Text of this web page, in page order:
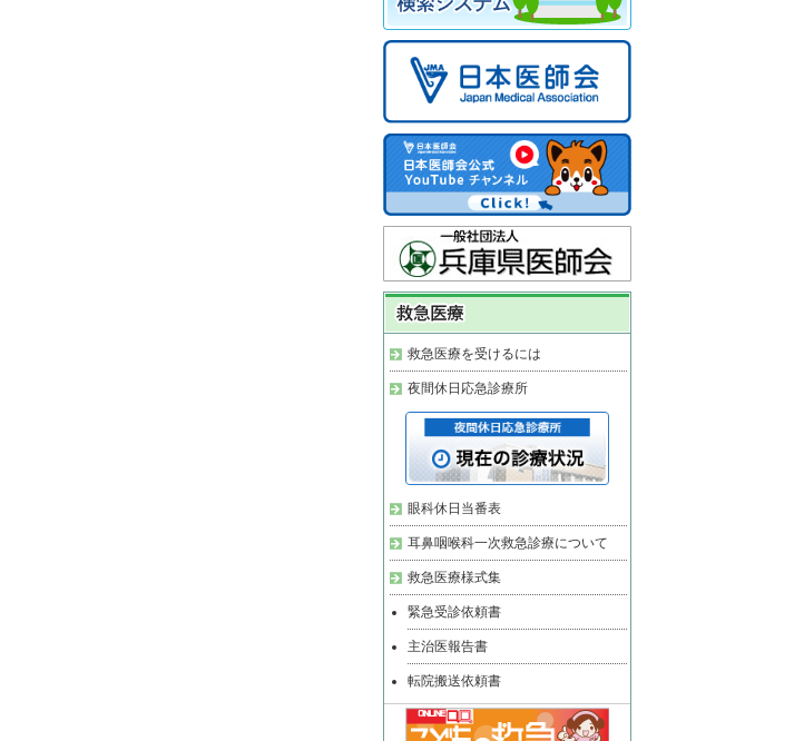
救急医療を受けるには
夜間休日応急診療所
眼科休日当番表
耳鼻咽喉科一次救急診療について
救急医療様式集
緊急受診依頼書
主治医報告書
転院搬送依頼書